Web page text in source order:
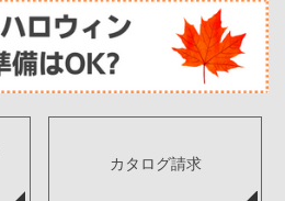
カタログ請求